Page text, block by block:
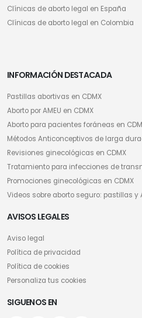
Clínicas de aborto legal en España
Clínicas de aborto legal en Colombia
INFORMACIÓN DESTACADA
Pastillas abortivas en CDMX
Aborto por AMEU en CDMX
Aborto para pacientes foráneas en
Métodos Anticonceptivos de larga
Revisiones ginecológicas en CDMX
Tratamiento para infecciones de
Promociones ginecológicas en CDMX
Videos sobre aborto seguro: pastillas y
AVISOS LEGALES
Aviso legal
Política de privacidad
Política de cookies
Personaliza tus cookies
SIGUENOS EN